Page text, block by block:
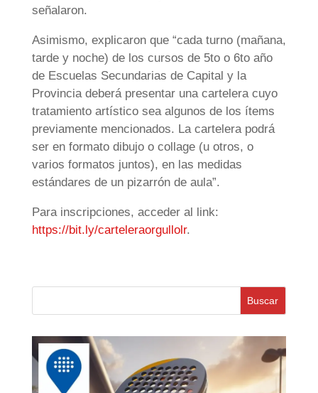
señalaron.
Asimismo, explicaron que “cada turno (mañana,
tarde y noche) de los cursos de 5to o 6to año
de Escuelas Secundarias de Capital y la
Provincia deberá presentar una cartelera cuyo
tratamiento artístico sea algunos de los ítems
previamente mencionados. La cartelera podrá
ser en formato dibujo o collage (u otros, o
varios formatos juntos), en las medidas
estándares de un pizarrón de aula”.
Para inscripciones, acceder al link:
https://bit.ly/carteleraorgullolr.
Buscar